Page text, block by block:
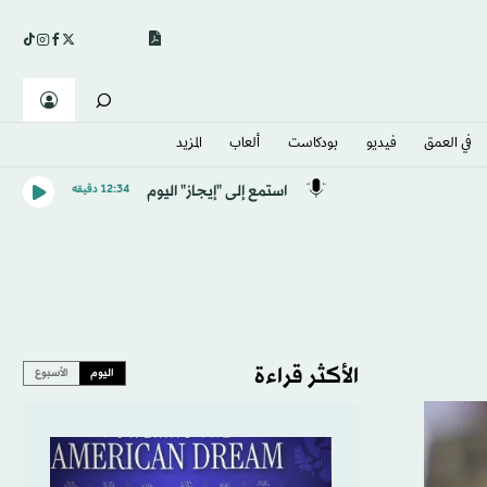
في العمق فيديو بودكاست ألعاب المزيد
استمع إلى "إيجاز" اليوم 12:34 دقيقه
الأكثر قراءة اليوم الأسبوع